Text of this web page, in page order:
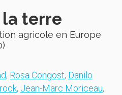
terre
agricole en Europe
, Rosa Congost, Danilo
, Jean-Marc Moriceau,